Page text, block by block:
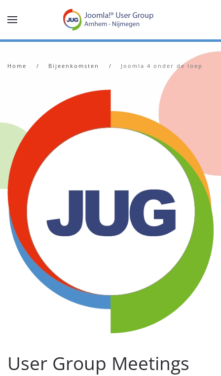
Terug naar hoofdinhoud
Home Bijeenkomsten Joomla 4 onder de loep
User Group Meetings